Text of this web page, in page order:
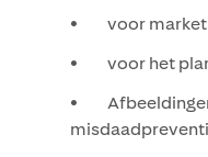
• voor
• voor het
• Afbeeldingen